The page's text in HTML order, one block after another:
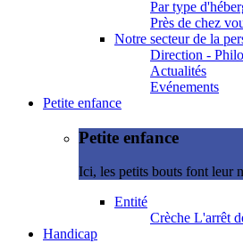
Par type
Près de chez
Notre secteur de la
Direction -
Actualités
Evénements
Petite enfance
Petite enfance
Ici, les petits bouts font leur
Entité
Crèche L'arrêt
Handicap